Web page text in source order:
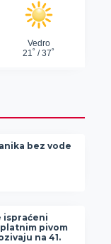
bez vode
ispraćeni
pivom
na 41.